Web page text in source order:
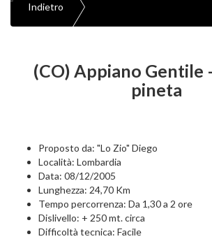
Indietro
(CO) Appiano Gentile
pineta
Proposto da: "Lo Zio" Diego
Località: Lombardia
Data: 08/12/2005
Lunghezza: 24,70 Km
Tempo percorrenza: Da 1,30 a 2 ore
Dislivello: + 250 mt. circa
Difficoltà tecnica: Facile